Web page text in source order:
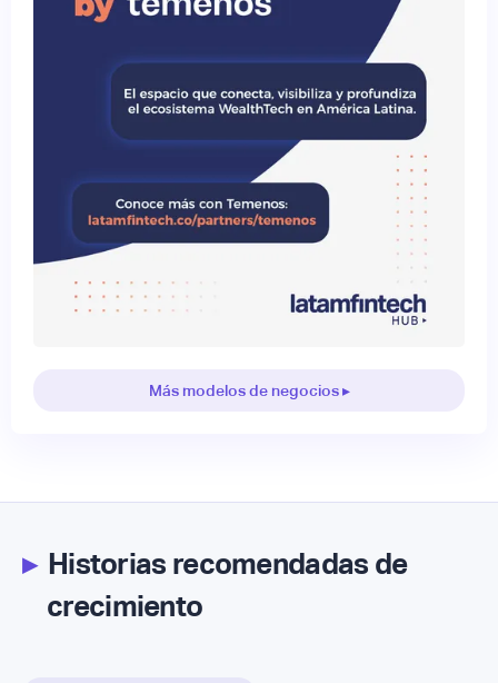
Más modelos de negocios ▸
▸Historias recomendadas de
crecimiento